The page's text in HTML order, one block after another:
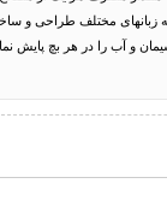
زبانهای مختلف طراحی و
و آب را در هر بچ پایش